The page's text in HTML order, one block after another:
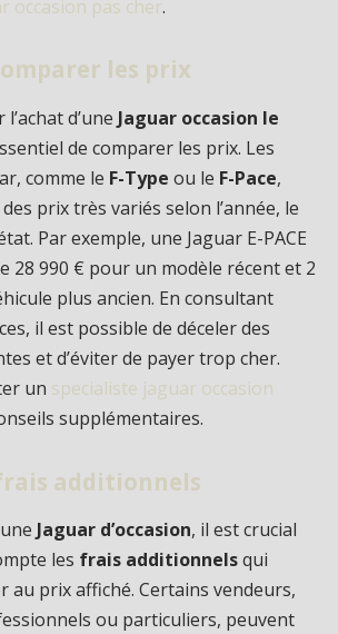
occasion pas cher.
les prix
d’une Jaguar occasion le
de comparer les prix. Les
comme le F-Type ou le F-Pace,
prix très variés selon l’année, le
Par exemple, une Jaguar E-PACE
28 990 € pour un modèle récent et 2
plus ancien. En consultant
il est possible de déceler des
et d’éviter de payer trop cher.
un specialiste jaguar occasion
supplémentaires.
additionnels
Jaguar d’occasion, il est crucial
les frais additionnelsqui
au prix affiché. Certains vendeurs,
ou particuliers, peuvent